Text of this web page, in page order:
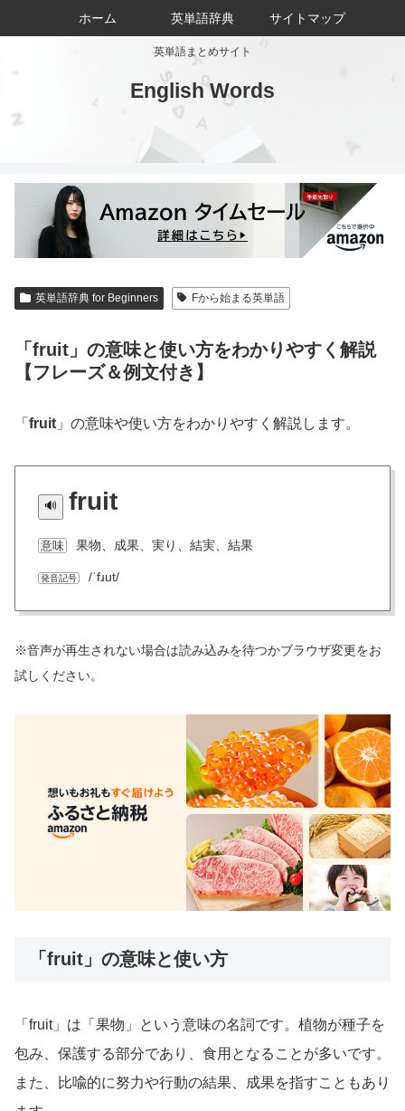
英単語まとめサイト
English Words
ホーム 英単語辞典 サイトマップ
英単語辞典 for Beginners Fから始まる英単語
「fruit」の意味と使い方をわかりやすく解説
【フレーズ＆例文付き】
「 fruit 」の意味や使い方をわかりやすく解説します。
fruit
意味 果物、成果、実り、結実、結果
発音記号 /ˈfɹut/
※音声が再生されない場合は読み込みを待つかブラウザ変更をお
試しください。
「fruit」の意味と使い方
「fruit」は「果物」という意味の名詞です。植物が種子を
包み、保護する部分であり、食用となることが多いです。
また、比喩的に努力や行動の結果、成果を指すこともあり